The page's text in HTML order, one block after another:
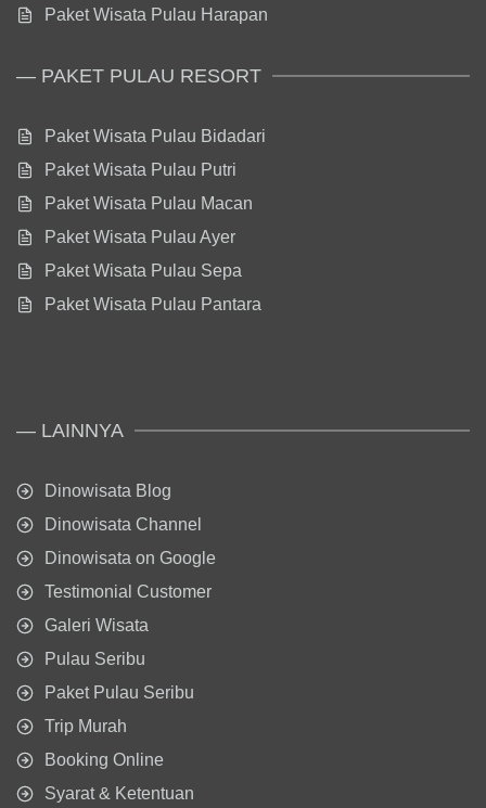
Paket Wisata Pulau Harapan
— PAKET PULAU RESORT
Paket Wisata Pulau Bidadari
Paket Wisata Pulau Putri
Paket Wisata Pulau Macan
Paket Wisata Pulau Ayer
Paket Wisata Pulau Sepa
Paket Wisata Pulau Pantara
— LAINNYA
Dinowisata Blog
Dinowisata Channel
Dinowisata on Google
Testimonial Customer
Galeri Wisata
Pulau Seribu
Paket Pulau Seribu
Trip Murah
Booking Online
Syarat & Ketentuan